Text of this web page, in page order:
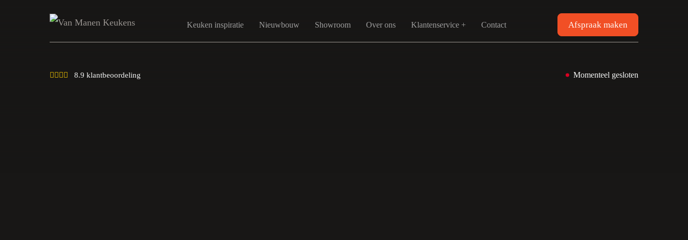
Keuken inspiratie Nieuwbouw Showroom Over ons Klantenservice + Contact Afspraak maken
8.9 klantbeoordeling Momenteel gesloten